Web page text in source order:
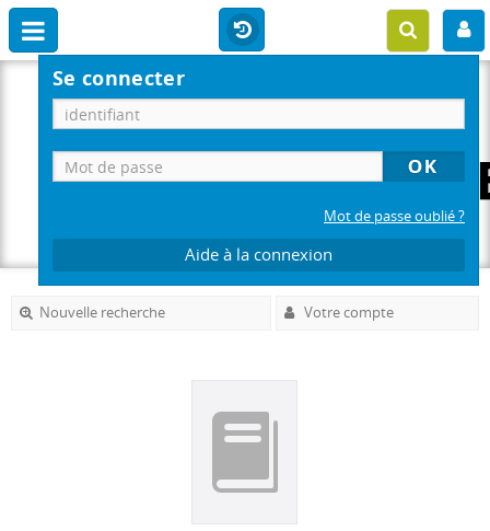
Se connecter
Mot de passe oublié ?
Aide à la connexion
Nouvelle recherche Votre compte